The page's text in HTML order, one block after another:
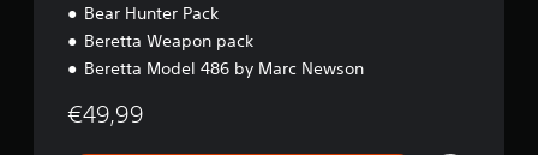
Bear Hunter Pack
Beretta Weapon pack
Beretta Model 486 by Marc Newson
€49,99